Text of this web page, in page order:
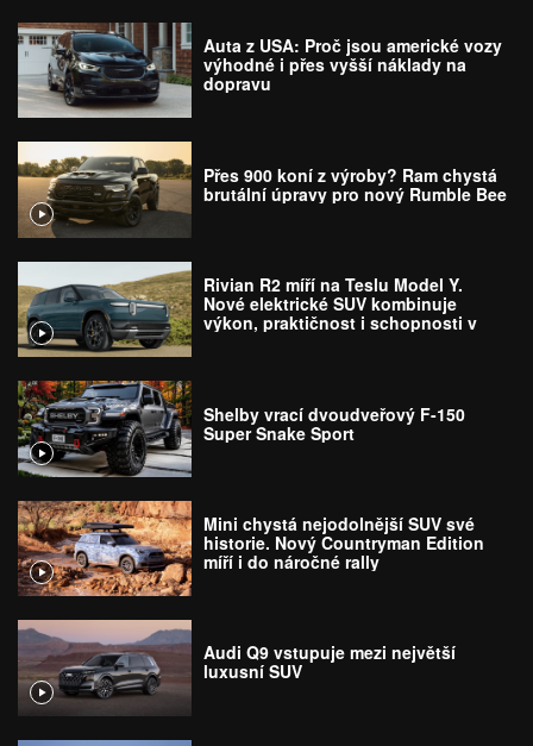
Auta z USA: Proč jsou americké vozy
výhodné i přes vyšší náklady na
dopravu
Přes 900 koní z výroby? Ram chystá
brutální úpravy pro nový Rumble Bee
Rivian R2 míří na Teslu Model Y.
Nové elektrické SUV kombinuje
výkon, praktičnost i schopnosti v
Shelby vrací dvoudveřový F-150
Super Snake Sport
Mini chystá nejodolnější SUV své
historie. Nový Countryman Edition
míří i do náročné rally
Audi Q9 vstupuje mezi největší
luxusní SUV